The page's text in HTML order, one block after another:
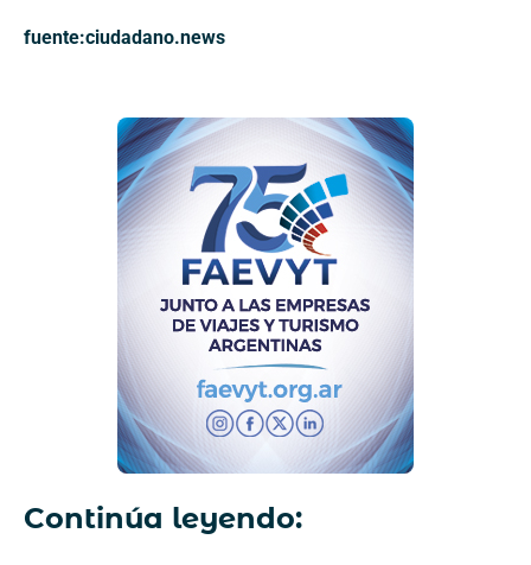
fuente:ciudadano.news
Continúa leyendo: